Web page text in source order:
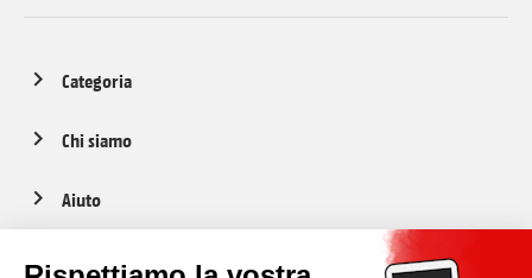
Categoria
Chi siamo
Aiuto